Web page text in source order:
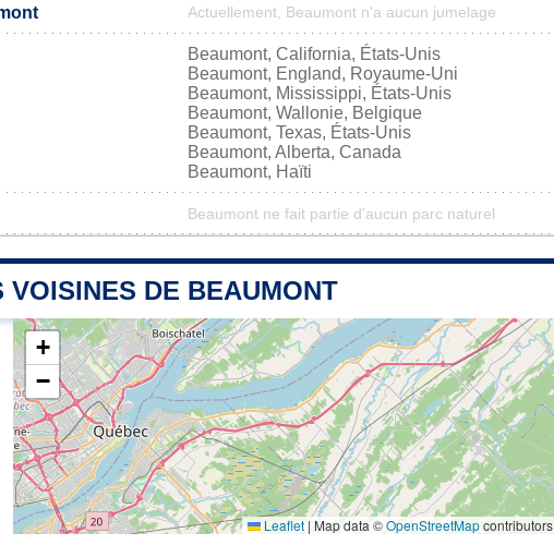
Actuellement, Beaumont n'a aucun jumelage
Beaumont, California, États-Unis
Beaumont, England, Royaume-Uni
Beaumont, Mississippi, États-Unis
Beaumont, Wallonie, Belgique
Beaumont, Texas, États-Unis
Beaumont, Alberta, Canada
Beaumont, Haïti
Beaumont ne fait partie d'aucun parc naturel
VOISINES DE BEAUMONT
+
−
Leaflet | Map data ©OpenStreetMapcontributors